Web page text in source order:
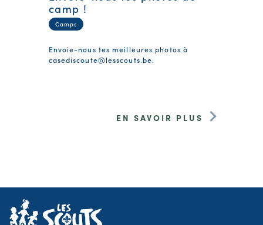
camp !
Camps
Envoie-nous tes meilleures photos à
casediscoute@lesscouts.be.
EN SAVOIR PLUS